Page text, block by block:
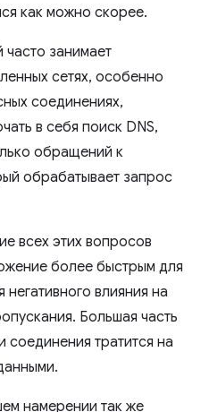
как можно скорее.
занимает
сетях, особенно
соединениях,
в себя поиск DNS,
обращений к
обрабатывает запрос
всех этих вопросов
более быстрым для
влияния на
Большая часть
соединения тратится на
намерении так же